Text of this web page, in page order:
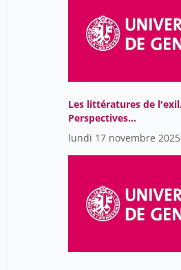
Les littératures de
Perspectives
comparatistes
lundi 17 novembre 2025